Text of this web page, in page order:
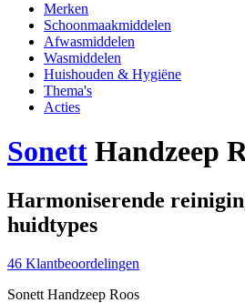
Merken
Schoonmaakmiddelen
Afwasmiddelen
Wasmiddelen
Huishouden & Hygiëne
Thema's
Acties
Sonett Handzeep
Harmoniserende
huidtypes
46 Klantbeoordelingen
Sonett Handzeep Roos